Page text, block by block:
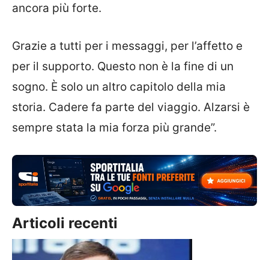
ancora più forte.
Grazie a tutti per i messaggi, per l’affetto e
per il supporto. Questo non è la fine di un
sogno. È solo un altro capitolo della mia
storia. Cadere fa parte del viaggio. Alzarsi è
sempre stata la mia forza più grande”.
Articoli recenti